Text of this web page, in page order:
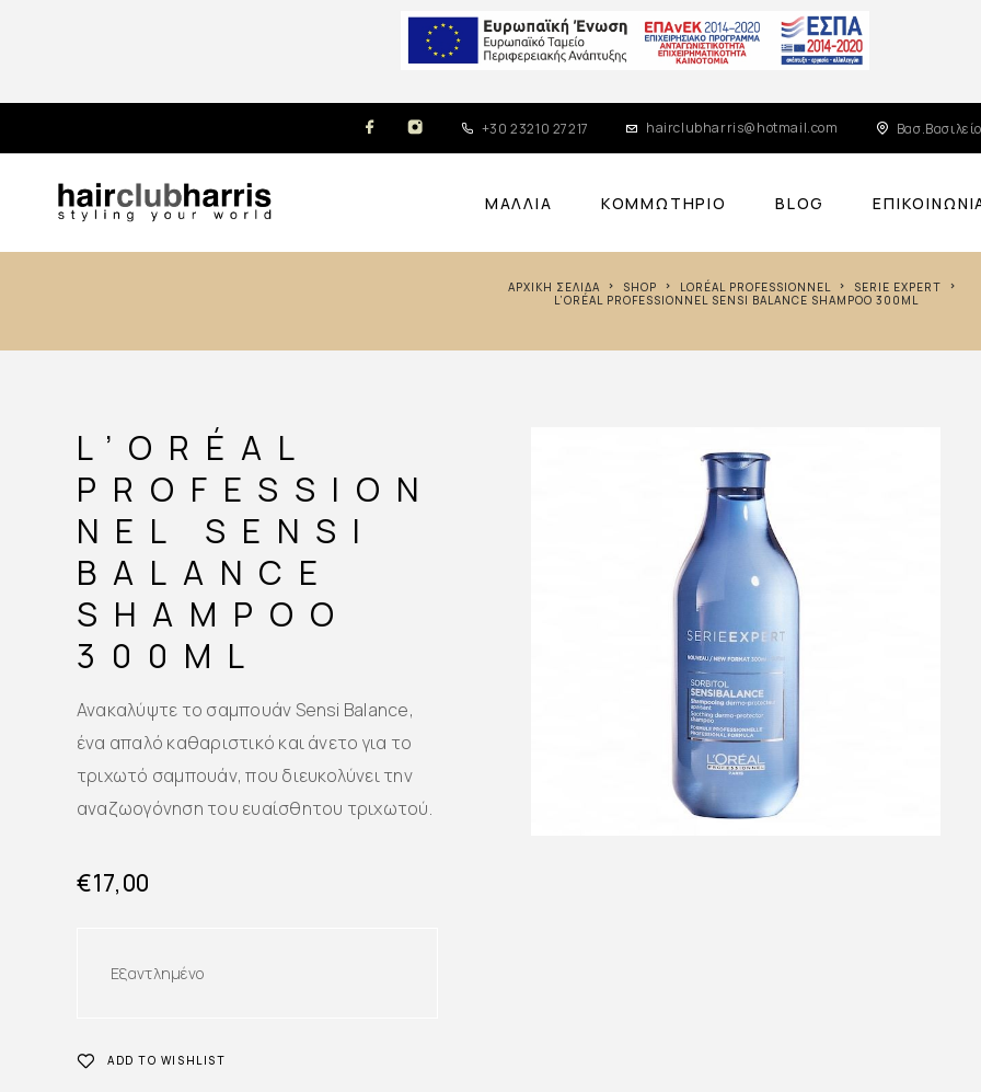
+30 23210 27217 hairclubharris@hotmail.com
ΜΑΛΛΙΆ ΚΟΜΜΩΤΉΡΙΟ BLOG
ΑΡΧΙΚΉ ΣΕΛΊΔΑ SHOP LORÉAL PROFESSIONNEL
SERIE EXPERT
L’ORÉAL PROFESSIONNEL SENSI BALANCE SHAMPOO 300ML
L’ORÉAL
PROFESSION
NEL SENSI
BALANCE
SHAMPOO
300ML
Ανακαλύψτε το σαμπουάν Sensi Balance,
ένα απαλό καθαριστικό και άνετο για το
τριχωτό σαμπουάν, που διευκολύνει την
αναζωογόνηση του ευαίσθητου τριχωτού.
€17,00
Εξαντλημένο
ADD TO WISHLIST